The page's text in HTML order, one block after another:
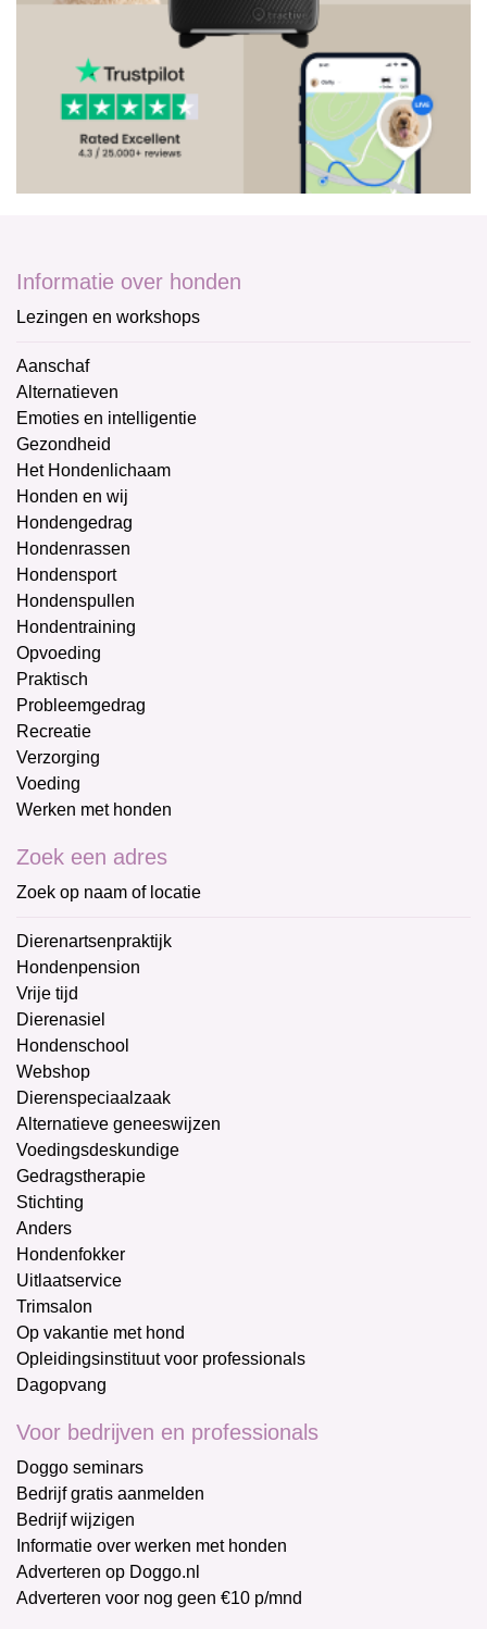
Informatie over honden
Lezingen en workshops
Aanschaf
Alternatieven
Emoties en intelligentie
Gezondheid
Het Hondenlichaam
Honden en wij
Hondengedrag
Hondenrassen
Hondensport
Hondenspullen
Hondentraining
Opvoeding
Praktisch
Probleemgedrag
Recreatie
Verzorging
Voeding
Werken met honden
Zoek een adres
Zoek op naam of locatie
Dierenartsenpraktijk
Hondenpension
Vrije tijd
Dierenasiel
Hondenschool
Webshop
Dierenspeciaalzaak
Alternatieve geneeswijzen
Voedingsdeskundige
Gedragstherapie
Stichting
Anders
Hondenfokker
Uitlaatservice
Trimsalon
Op vakantie met hond
Opleidingsinstituut voor professionals
Dagopvang
Voor bedrijven en professionals
Doggo seminars
Bedrijf gratis aanmelden
Bedrijf wijzigen
Informatie over werken met honden
Adverteren op Doggo.nl
Adverteren voor nog geen €10 p/mnd